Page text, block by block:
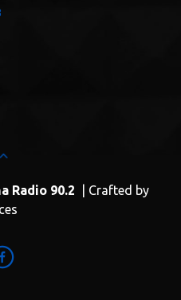
Radio 90.2 | Crafted by